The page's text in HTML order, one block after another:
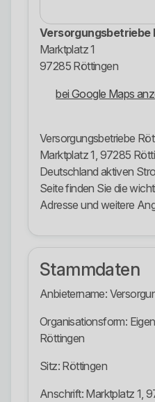
Versorgungsbetriebe
Marktplatz 1
97285 Röttingen
bei Google Maps
Versorgungsbetriebe
Marktplatz 1, 97285
Deutschland aktiven
Seite finden Sie die
Adresse und weitere
Stammdaten
Anbietername:
Organisationsform:
Röttingen
Sitz: Röttingen
Anschrift: Marktplatz 1,